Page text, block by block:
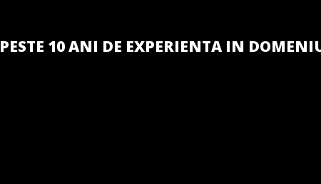
PESTE 10 ANI DE EXPERIENTA IN